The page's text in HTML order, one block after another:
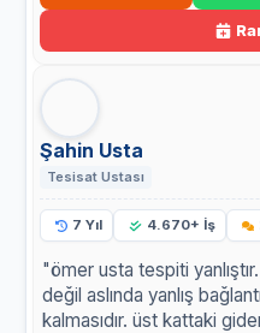
Şahin Usta
Tesisat Ustası
7 Yıl 4.670+ İş
"ömer usta tespiti
değil aslında yanlış
kalmasıdır. üst kattaki